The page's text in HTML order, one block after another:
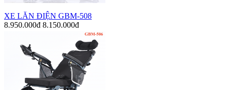
XE LĂN ĐIỆN GBM-508
8.950.000đ 8.150.000đ